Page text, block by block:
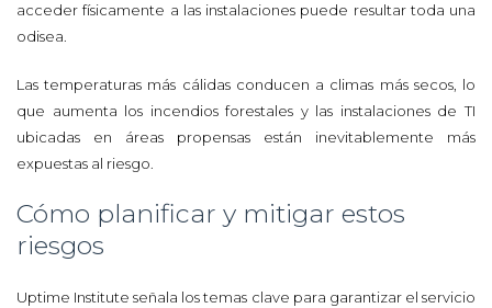
acceder físicamente a las instalaciones puede resultar toda una
odisea.
Las temperaturas más cálidas conducen a climas más secos, lo
que aumenta los incendios forestales y las instalaciones de TI
ubicadas en áreas propensas están inevitablemente más
expuestas al riesgo.
Cómo planificar y mitigar estos
riesgos
Uptime Institute señala los temas clave para garantizar el servicio